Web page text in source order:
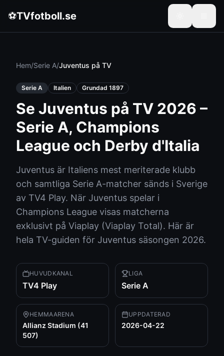
⚽TVfotboll.se
Hem/Serie A/Juventus på TV
Serie A Italien Grundad 1897
Se Juventus på TV 2026 –
Serie A, Champions
League och Derby d'Italia
Juventus är Italiens mest meriterade klubb
och samtliga Serie A-matcher sänds i Sverige
av TV4 Play. När Juventus spelar i
Champions League visas matcherna
exklusivt på Viaplay (Viaplay Total). Här är
hela TV-guiden för Juventus säsongen 2026.
HUVUDKANAL
TV4 Play
LIGA
Serie A
HEMMAARENA
Allianz Stadium (41
507)
UPPDATERAD
2026-04-22